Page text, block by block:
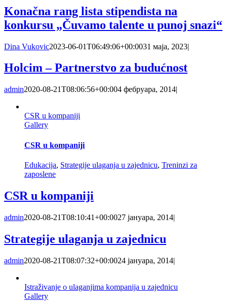
Konačna rang lista stipendista na
konkursu „Čuvamo talente u punoj snazi“
Dina Vukovic2023-06-01T06:49:06+00:0031 маја, 2023|
Holcim – Partnerstvo za budućnost
admin2020-08-21T08:06:56+00:004 фебруара, 2014|
CSR u kompaniji
Gallery
CSR u kompaniji
Edukacija, Strategije ulaganja u zajednicu, Treninzi za
zaposlene
CSR u kompaniji
admin2020-08-21T08:10:41+00:0027 јануара, 2014|
Strategije ulaganja u zajednicu
admin2020-08-21T08:07:32+00:0024 јануара, 2014|
Istraživanje o ulaganjima kompanija u zajednicu
Gallery